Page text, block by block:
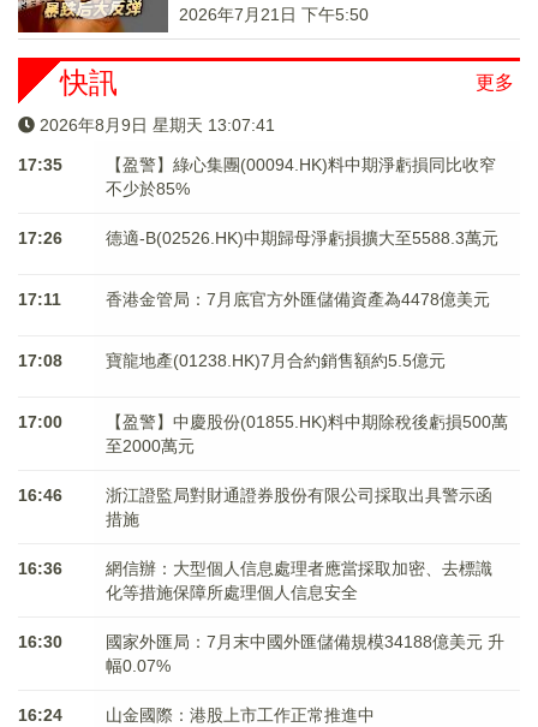
2026年7月21日 下午5:50
更多
快訊
2026年8月9日 星期天 13:07:41
17:35
【盈警】綠心集團(00094.HK)料中期淨虧損同比收窄
不少於85%
17:26 德適-B(02526.HK)中期歸母淨虧損擴大至5588.3萬元
17:11 香港金管局：7月底官方外匯儲備資產為4478億美元
17:08 寶龍地產(01238.HK)7月合約銷售額約5.5億元
17:00
【盈警】中慶股份(01855.HK)料中期除稅後虧損500萬
至2000萬元
16:46
浙江證監局對財通證券股份有限公司採取出具警示函
措施
16:36
網信辦：大型個人信息處理者應當採取加密、去標識
化等措施保障所處理個人信息安全
16:30
國家外匯局：7月末中國外匯儲備規模34188億美元 升
幅0.07%
16:24 山金國際：港股上市工作正常推進中